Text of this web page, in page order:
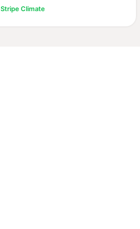
Stripe Climate